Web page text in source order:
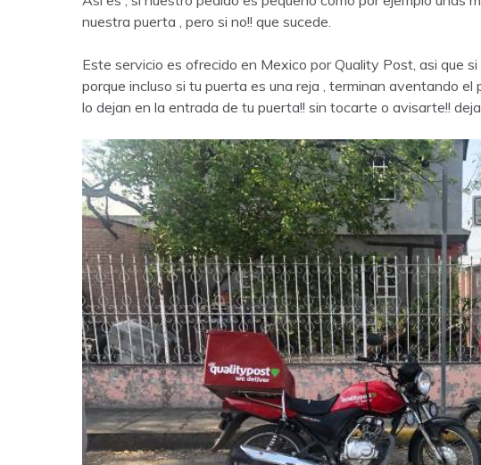
nuestra puerta , pero si no!! que sucede.
Este servicio es ofrecido en Mexico por Quality Post, asi que
porque incluso si tu puerta es una reja , terminan aventando
lo dejan en la entrada de tu puerta!! sin tocarte o avisarte!!